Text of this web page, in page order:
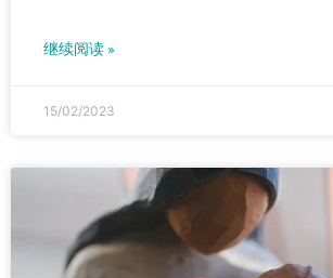
继续阅读 »
15/02/2023